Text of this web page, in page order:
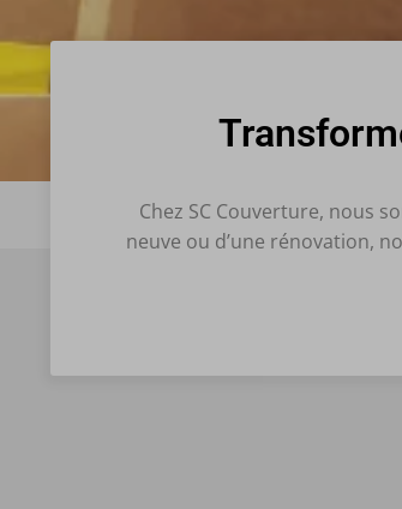
Chez SC Couverture, nous
neuve ou d’une rénovation,